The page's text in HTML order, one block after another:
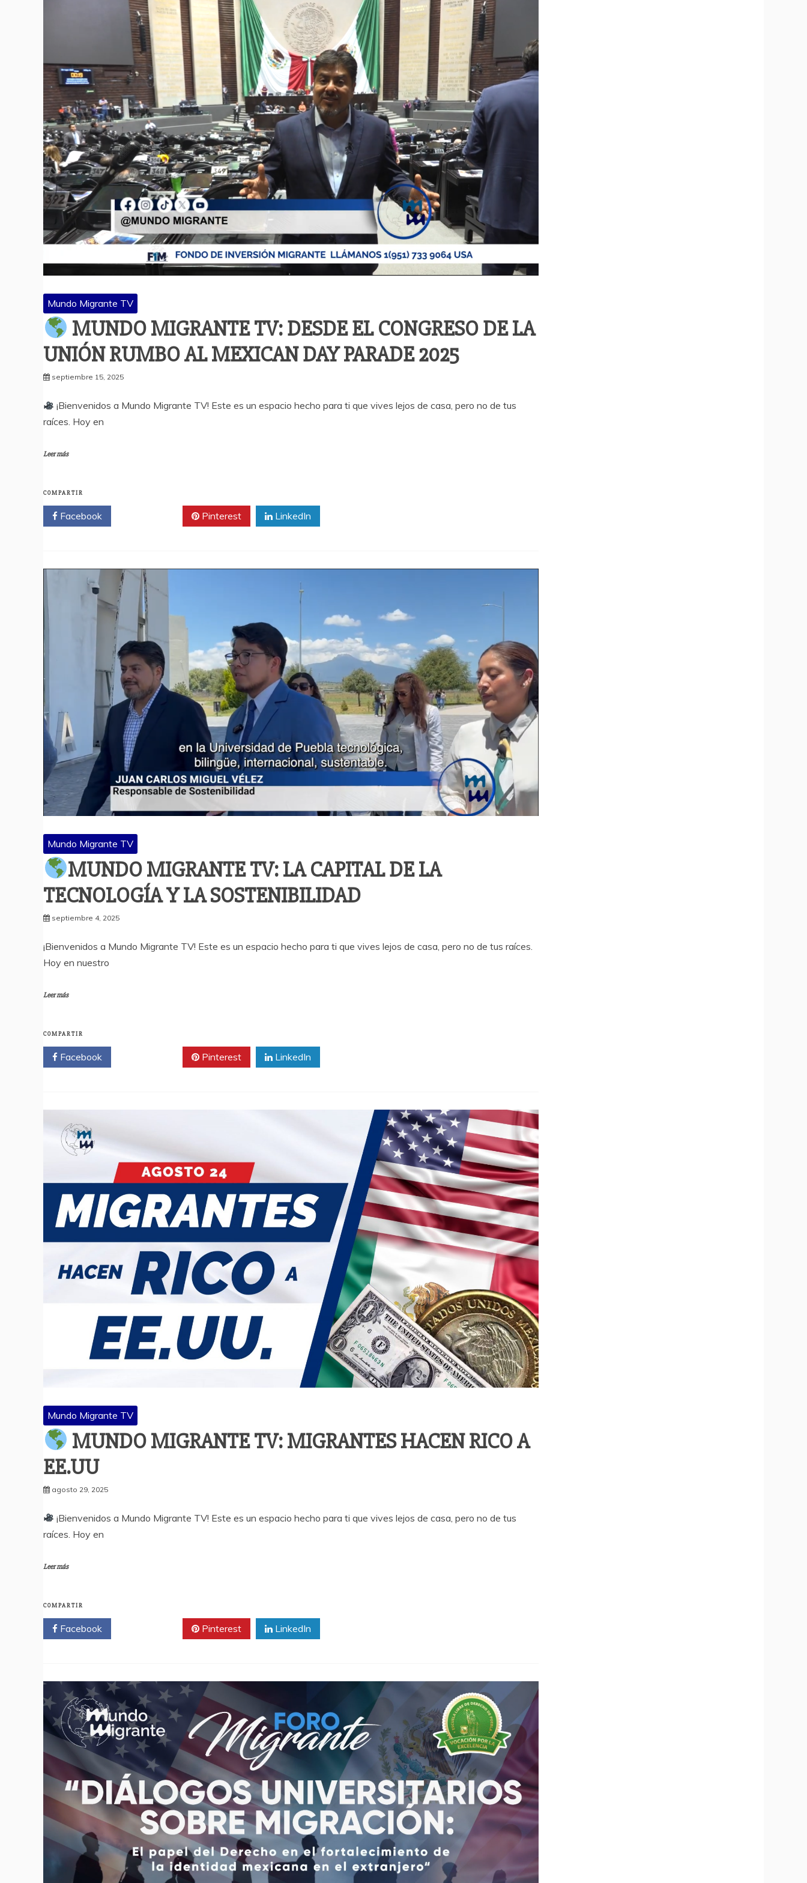
Mundo Migrante TV
MUNDO MIGRANTE TV: DESDE EL CONGRESO DE LA
UNIÓN RUMBO AL MEXICAN DAY PARADE 2025
septiembre 15, 2025
¡Bienvenidos a Mundo Migrante TV! Este es un espacio hecho para ti que vives lejos de casa, pero no de tus
raíces. Hoy en
Leer más
COMPARTIR
Facebook Pinterest LinkedIn
Mundo Migrante TV
MUNDO MIGRANTE TV: LA CAPITAL DE LA
TECNOLOGÍA Y LA SOSTENIBILIDAD
septiembre 4, 2025
¡Bienvenidos a Mundo Migrante TV! Este es un espacio hecho para ti que vives lejos de casa, pero no de tus raíces.
Hoy en nuestro
Leer más
COMPARTIR
Facebook Pinterest LinkedIn
Mundo Migrante TV
MUNDO MIGRANTE TV: MIGRANTES HACEN RICO A
EE.UU
agosto 29, 2025
¡Bienvenidos a Mundo Migrante TV! Este es un espacio hecho para ti que vives lejos de casa, pero no de tus
raíces. Hoy en
Leer más
COMPARTIR
Facebook Pinterest LinkedIn